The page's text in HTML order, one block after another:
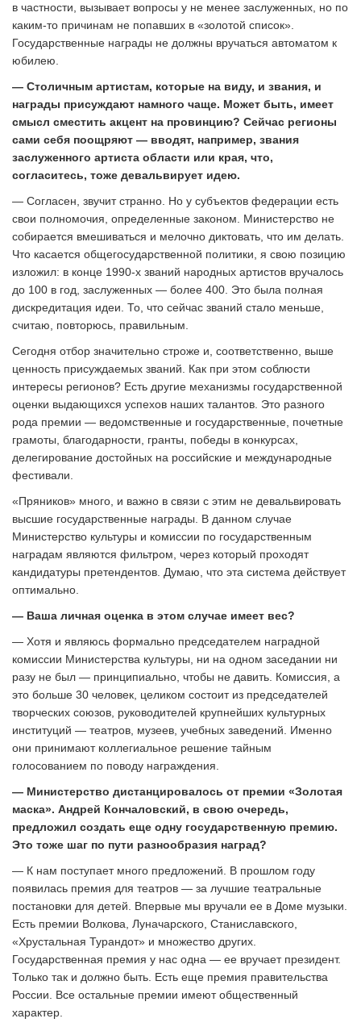
в частности, вызывает вопросы у не менее заслуженных, но по
каким-то причинам не попавших в «золотой список».
Государственные награды не должны вручаться автоматом к
юбилею.
— Столичным артистам, которые на виду, и звания, и
награды присуждают намного чаще. Может быть, имеет
смысл сместить акцент на провинцию? Сейчас регионы
сами себя поощряют — вводят, например, звания
заслуженного артиста области или края, что,
согласитесь, тоже девальвирует идею.
— Согласен, звучит странно. Но у субъектов федерации есть
свои полномочия, определенные законом. Министерство не
собирается вмешиваться и мелочно диктовать, что им делать.
Что касается общегосударственной политики, я свою позицию
изложил: в конце 1990-х званий народных артистов вручалось
до 100 в год, заслуженных — более 400. Это была полная
дискредитация идеи. То, что сейчас званий стало меньше,
считаю, повторюсь, правильным.
Сегодня отбор значительно строже и, соответственно, выше
ценность присуждаемых званий. Как при этом соблюсти
интересы регионов? Есть другие механизмы государственной
оценки выдающихся успехов наших талантов. Это разного
рода премии — ведомственные и государственные, почетные
грамоты, благодарности, гранты, победы в конкурсах,
делегирование достойных на российские и международные
фестивали.
«Пряников» много, и важно в связи с этим не девальвировать
высшие государственные награды. В данном случае
Министерство культуры и комиссии по государственным
наградам являются фильтром, через который проходят
кандидатуры претендентов. Думаю, что эта система действует
оптимально.
— Ваша личная оценка в этом случае имеет вес?
— Хотя и являюсь формально председателем наградной
комиссии Министерства культуры, ни на одном заседании ни
разу не был — принципиально, чтобы не давить. Комиссия, а
это больше 30 человек, целиком состоит из председателей
творческих союзов, руководителей крупнейших культурных
институций — театров, музеев, учебных заведений. Именно
они принимают коллегиальное решение тайным
голосованием по поводу награждения.
— Министерство дистанцировалось от премии «Золотая
маска». Андрей Кончаловский, в свою очередь,
предложил создать еще одну государственную премию.
Это тоже шаг по пути разнообразия наград?
— К нам поступает много предложений. В прошлом году
появилась премия для театров — за лучшие театральные
постановки для детей. Впервые мы вручали ее в Доме музыки.
Есть премии Волкова, Луначарского, Станиславского,
«Хрустальная Турандот» и множество других.
Государственная премия у нас одна — ее вручает президент.
Только так и должно быть. Есть еще премия правительства
России. Все остальные премии имеют общественный
характер.